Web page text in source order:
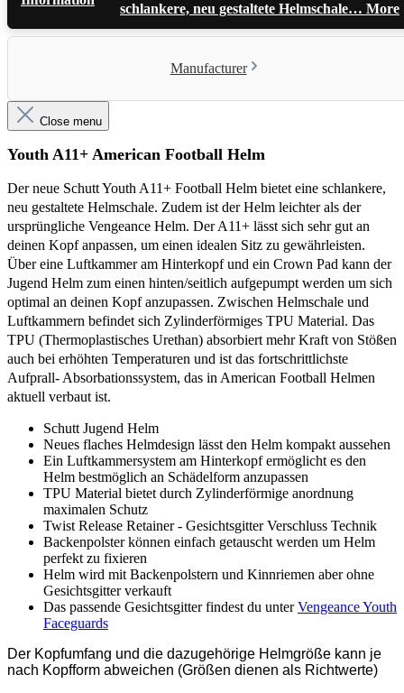
schlankere, neu gestaltete Helmschale… More
Manufacturer
Close menu
Youth A11+ American Football Helm
Der neue Schutt Youth A11+ Football Helm bietet eine schlankere,
neu gestaltete Helmschale. Zudem ist der Helm leichter als der
ursprüngliche Vengeance Helm. Der A11+ lässt sich sehr gut an
deinen Kopf anpassen, um einen idealen Sitz zu gewährleisten.
Über eine Luftkammer am Hinterkopf und ein Crown Pad kann der
Jugend Helm zum einen hinten/seitlich aufgepumpt werden um sich
optimal an deinen Kopf anzupassen. Zwischen Helmschale und
Luftkammern befindet sich Zylinderförmiges TPU Material. Das
TPU (Thermoplastisches Urethan) absorbiert mehr Kraft von Stößen
auch bei erhöhten Temperaturen und ist das fortschrittlichste
Aufprall- Absorbationssystem, das in American Football Helmen
aktuell verbaut ist.
Schutt Jugend Helm
Neues flaches Helmdesign lässt den Helm kompakt aussehen
Ein Luftkammersystem am Hinterkopf ermöglicht es den
Helm bestmöglich an Schädelform anzupassen
TPU Material bietet durch Zylinderförmige anordnung
maximalen Schutz
Twist Release Retainer - Gesichtsgitter Verschluss Technik
Backenpolster können einfach getauscht werden um Helm
perfekt zu fixieren
Helm wird mit Backenpolstern und Kinnriemen aber ohne
Gesichtsgitter verkauft
Das passende Gesichtsgitter findest du unterVengeance Youth
Faceguards
Der Kopfumfang und die dazugehörige Helmgröße kann je
nach Kopfform abweichen (Größen dienen als Richtwerte)